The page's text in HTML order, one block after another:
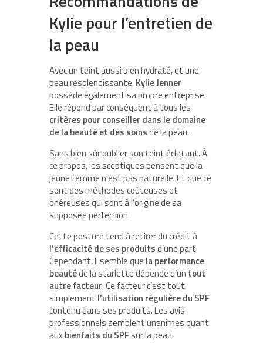
Kylie pour l’entretien de
la peau
Avec un teint aussi bien hydraté, et une
peau resplendissante,Kylie Jenner
possède également sa propre entreprise.
Elle répond par conséquent à tous les
critères pour conseiller dans le domaine
de la beauté et des soinsde la peau.
Sans bien sûr oublier son teint éclatant. À
ce propos, les sceptiques pensent que la
jeune femme n’est pas naturelle. Et que ce
sont des méthodes coûteuses et
onéreuses qui sont à l’origine de sa
supposée perfection.
Cette posture tend à retirer du crédit à
l’efficacité de ses produitsd’une part.
Cependant, Il semble que la performance
beautéde la starlette dépende d’un tout
autre facteur. Ce facteur c’est tout
simplement l’utilisation régulière du SPF
contenu dans ses produits. Les avis
professionnels semblent unanimes quant
auxbienfaits du SPFsur la peau.